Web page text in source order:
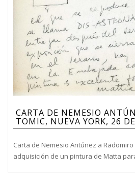
CARTA DE NEMESIO
TOMIC, NUEVA YORK, 26
Carta de Nemesio Antúnez a
adquisición de un pintura de Matta